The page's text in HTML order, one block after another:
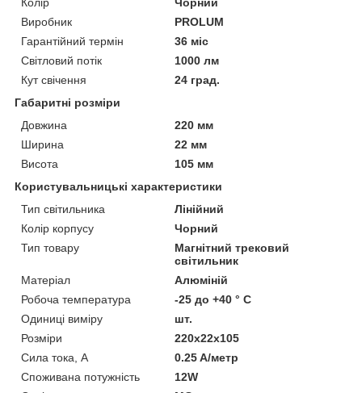
Колір
Чорний
Виробник
PROLUM
Гарантійний термін
36 міс
Світловий потік
1000 лм
Кут свічення
24 град.
Габаритні розміри
Довжина
220 мм
Ширина
22 мм
Висота
105 мм
Користувальницькі характеристики
Тип світильника
Лінійний
Колір корпусу
Чорний
Тип товару
Магнітний трековий
світильник
Матеріал
Алюміній
Робоча температура
-25 до +40 ° С
Одиниці виміру
шт.
Розміри
220х22х105
Сила тока, А
0.25 A/метр
Споживана потужність
12W